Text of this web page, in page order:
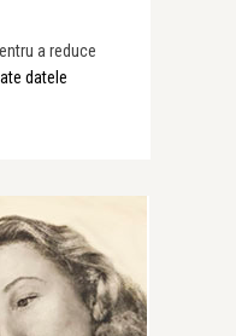
a reduce
datele